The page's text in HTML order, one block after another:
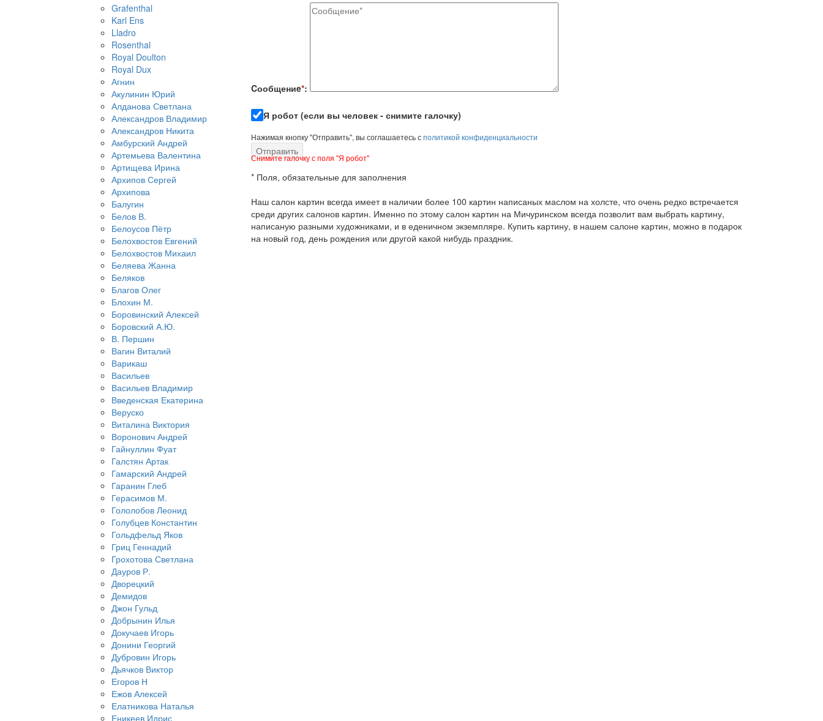
Grafenthal
Karl Ens
Lladro
Rosenthal
Royal Doulton
Royal Dux
Агнин
Акулинин Юрий
Алданова Светлана
Александров Владимир
Александров Никита
Амбурский Андрей
Артемьева Валентина
Артищева Ирина
Архипов Сергей
Архипова
Балугин
Белов В.
Белоусов Пётр
Белохвостов Евгений
Белохвостов Михаил
Беляева Жанна
Беляков
Благов Олег
Блохин М.
Боровинский Алексей
Боровский А.Ю.
В. Першин
Вагин Виталий
Варикаш
Васильев
Васильев Владимир
Введенская Екатерина
Веруско
Виталина Виктория
Воронович Андрей
Гайнуллин Фуат
Галстян Артак
Гамарский Андрей
Гаранин Глеб
Герасимов М.
Гололобов Леонид
Голубцев Константин
Гольдфельд Яков
Гриц Геннадий
Грохотова Светлана
Дауров Р.
Дворецкий
Демидов
Джон Гульд
Добрынин Илья
Докучаев Игорь
Донини Георгий
Дубровин Игорь
Дьячков Виктор
Егоров Н
Ежов Алексей
Елатникова Наталья
Еникеев Идрис
Cообщениe*:
Я робот (если вы человек - снимите галочку)
Нажимая кнопку "Отправить", вы соглашаетесь сполитикой конфиденциальности
Снимите галочку с поля "Я робот"
* Поля, обязательные для заполнения
Наш салон картин всегда имеет в наличии более 100 картин написаных маслом на холсте, что очень редко встречается
среди других салонов картин. Именно по этому салон картин на Мичуринском всегда позволит вам выбрать картину,
написаную разными художниками, и в еденичном экземпляре. Купить картину, в нашем салоне картин, можно в подарок
на новый год, день рождения или другой какой нибудь праздник.